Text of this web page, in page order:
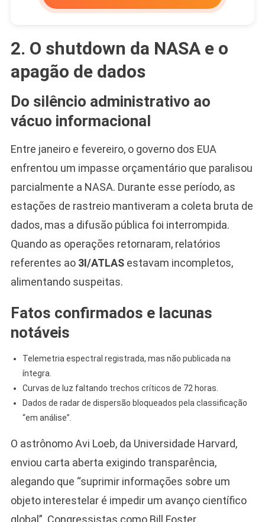
2. O shutdown da NASA e o
apagão de dados
Do silêncio administrativo ao
vácuo informacional
Entre janeiro e fevereiro, o governo dos EUA
enfrentou um impasse orçamentário que paralisou
parcialmente a NASA. Durante esse período, as
estações de rastreio mantiveram a coleta bruta de
dados, mas a difusão pública foi interrompida.
Quando as operações retornaram, relatórios
referentes ao 3I/ATLASestavam incompletos,
alimentando suspeitas.
Fatos confirmados e lacunas
notáveis
Telemetria espectral registrada, mas não publicada na
íntegra.
Curvas de luz faltando trechos críticos de 72 horas.
Dados de radar de dispersão bloqueados pela classificação
“em análise”.
O astrônomo Avi Loeb, da Universidade Harvard,
enviou carta aberta exigindo transparência,
alegando que “suprimir informações sobre um
objeto interestelar é impedir um avanço científico
global”. Congressistas como Bill Foster